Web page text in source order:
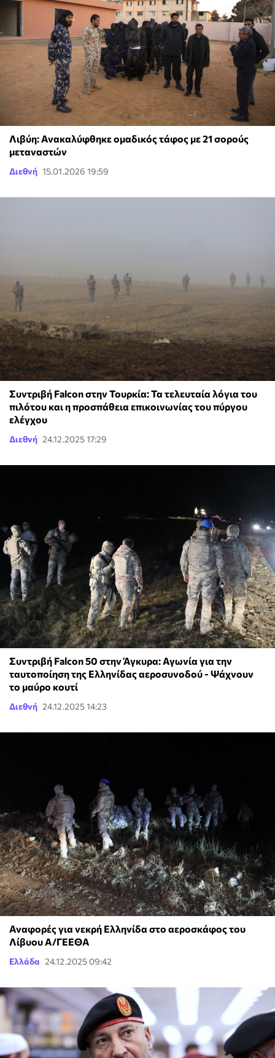
Λιβύη: Ανακαλύφθηκε ομαδικός τάφος με 21 σορούς
μεταναστών
Διεθνή 15.01.2026 19:59
Συντριβή Falcon στην Τουρκία: Τα τελευταία λόγια του
πιλότου και η προσπάθεια επικοινωνίας του πύργου
ελέγχου
Διεθνή 24.12.2025 17:29
Συντριβή Falcon 50 στην Άγκυρα: Αγωνία για την
ταυτοποίηση της Ελληνίδας αεροσυνοδού - Ψάχνουν
το μαύρο κουτί
Διεθνή 24.12.2025 14:23
Αναφορές για νεκρή Ελληνίδα στο αεροσκάφος του
Λίβυου Α/ΓΕΕΘΑ
Ελλάδα 24.12.2025 09:42